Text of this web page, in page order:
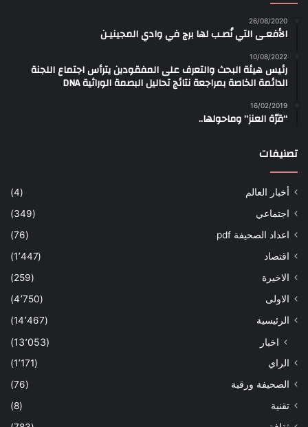
26/08/2020
الأفعـى التي نُصـب لها برج في وادي المجينيـن
10/08/2022
رئيس هيئة البحث والتعرف على المفقودين يترأس اجتماع اللجنة
الدائمة الخاصة بمراجعة نتائج تحاليل البصمة الوراثية DNA
16/02/2019
“قرّة العنز” وماحولها..
تصنيفات
أخبار العالم
(4)
اجتماعي
(349)
اعداد الصحيفة pdf
(76)
اقتصاد
(1٬447)
الاخيرة
(259)
الاولى
(4٬750)
الرئيسية
(14٬467)
اخبار (13٬053)
الراي
(1٬171)
الصحيفة ورقية
(76)
تقنية
(8)